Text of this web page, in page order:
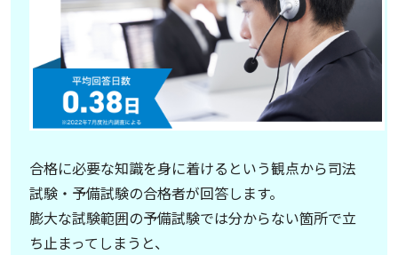
合格に必要な知識を身に着けるという観点から司法
試験・予備試験の合格者が回答します。
膨大な試験範囲の予備試験では分からない箇所で立
ち止まってしまうと、